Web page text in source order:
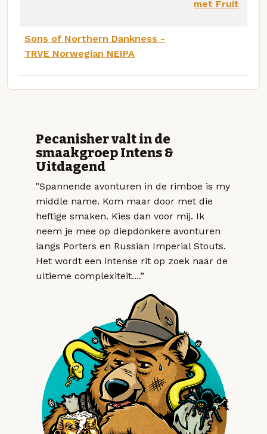
met Fruit
Sons of Northern Dankness -
TRVE Norwegian NEIPA
Pecanisher valt in de
smaakgroep Intens &
Uitdagend
"Spannende avonturen in de rimboe is my
middle name. Kom maar door met die
heftige smaken. Kies dan voor mij. Ik
neem je mee op diepdonkere avonturen
langs Porters en Russian Imperial Stouts.
Het wordt een intense rit op zoek naar de
ultieme complexiteit....”